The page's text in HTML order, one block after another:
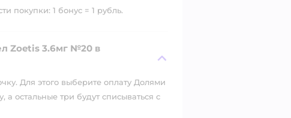
покупки: 1 бонус = 1 рубль.
Zoetis 3.6мг №20 в
Для этого выберите оплату Долями
остальные три будут списываться с